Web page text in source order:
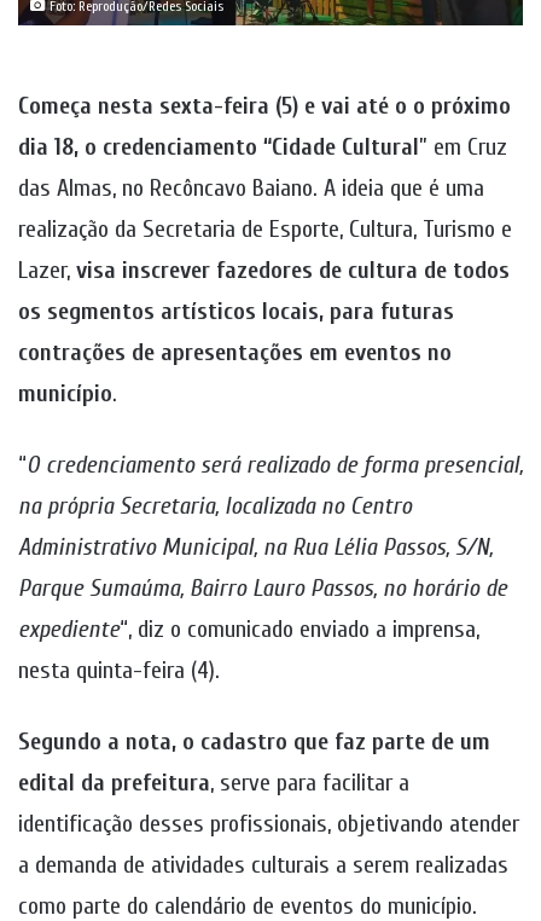
Foto: Reprodução/Redes Sociais
Começa nesta sexta-feira (5) e vai até o o próximo
dia 18, o credenciamento “Cidade Cultural” em Cruz
das Almas, no Recôncavo Baiano. A ideia que é uma
realização da Secretaria de Esporte, Cultura, Turismo e
Lazer, visa inscrever fazedores de cultura de todos
os segmentos artísticos locais, para futuras
contrações de apresentações em eventos no
município.
“O credenciamento será realizado de forma presencial,
na própria Secretaria, localizada no Centro
Administrativo Municipal, na Rua Lélia Passos, S/N,
Parque Sumaúma, Bairro Lauro Passos, no horário de
expediente“, diz o comunicado enviado a imprensa,
nesta quinta-feira (4).
Segundo a nota, o cadastro que faz parte de um
edital da prefeitura, serve para facilitar a
identificação desses profissionais, objetivando atender
a demanda de atividades culturais a serem realizadas
como parte do calendário de eventos do município.